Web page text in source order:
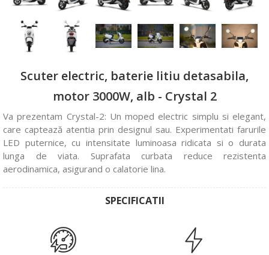
Scuter electric, baterie litiu detasabila,
motor 3000W, alb - Crystal 2
Va prezentam Crystal-2: Un moped electric simplu si elegant,
care captează atentia prin designul sau. Experimentati farurile
LED puternice, cu intensitate luminoasa ridicata si o durata
lunga de viata. Suprafata curbata reduce rezistenta
aerodinamica, asigurand o calatorie lina.
SPECIFICATII